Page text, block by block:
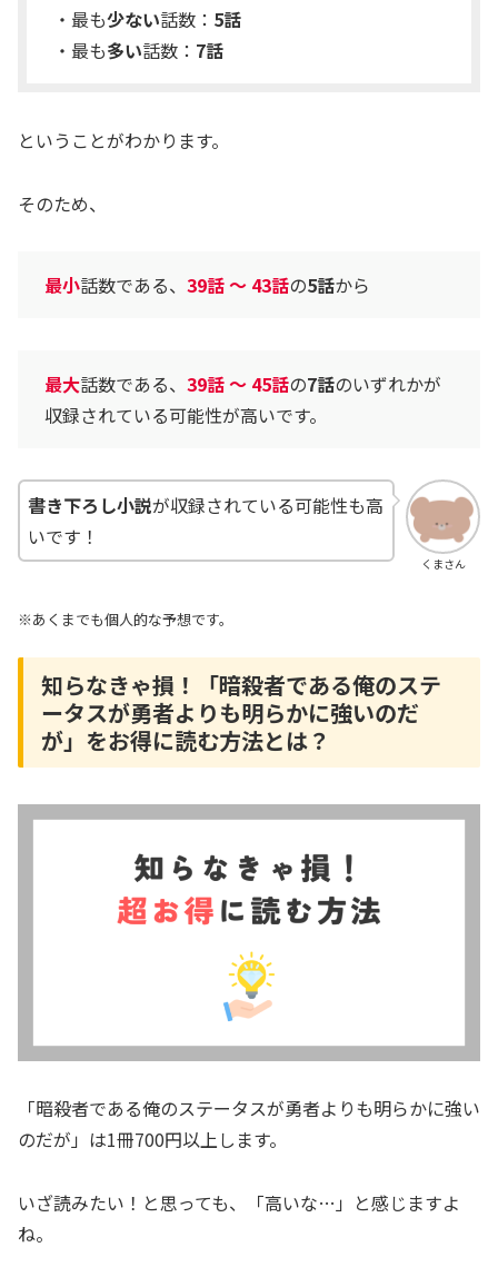
・最も少ない話数： 5話
・最も多い話数： 7話
ということがわかります。
そのため、
最小話数である、 39話 〜 43話の5話から
最大話数である、 39話 〜 45話の7話のいずれかが
収録されている可能性が高いです。
くまさん
書き下ろし小説が収録されている可能性も高
いです！
※あくまでも個人的な予想です。
知らなきゃ損！「暗殺者である俺のステ
ータスが勇者よりも明らかに強いのだ
が」をお得に読む方法とは？
「暗殺者である俺のステータスが勇者よりも明らかに強い
のだが」は1冊700円以上します。
いざ読みたい！と思っても、「高いな…」と感じますよ
ね。